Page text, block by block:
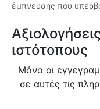
έμπνευσης που
ιστότοπους
Μόνο οι
σε αυτές τις